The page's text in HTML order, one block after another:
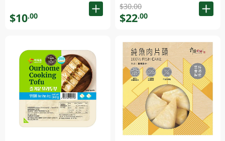
$10.00
$30.00
$22.00